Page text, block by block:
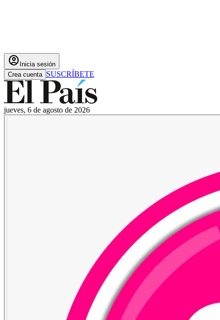
account_circle Inicia sesión
Crea cuenta SUSCRÍBETE
jueves, 6 de agosto de 2026